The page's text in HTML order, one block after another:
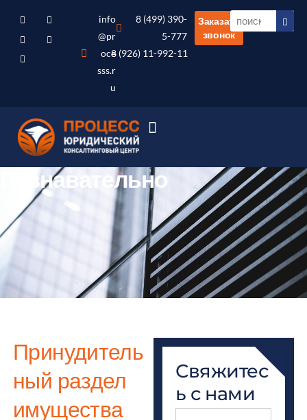
info
@pr
oce
sss.r
u
8 (499) 390-
5-777
8 (926) 11-992-11
Заказать
звонок
Познавательно
Принудитель
ный раздел
имущества
Свяжитес
ь с нами